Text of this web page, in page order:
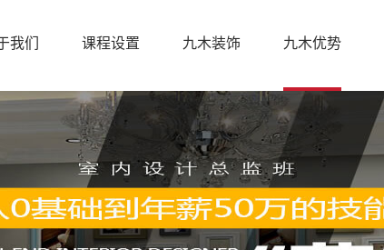
我们 课程设置 九木装饰 九木优势